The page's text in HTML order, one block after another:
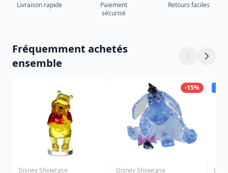
Livraison rapide
Paiement
sécurisé
Retours faciles
Fréquemment achetés
ensemble
Disney Showcase
-15%
Disney Showcase